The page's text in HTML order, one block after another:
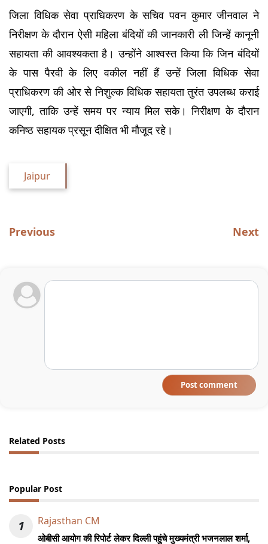
जिला विधिक सेवा प्राधिकरण के सचिव पवन कुमार जीनवाल ने
निरीक्षण के दौरान ऐसी महिला बंदियों की जानकारी ली जिन्हें कानूनी
सहायता की आवश्यकता है। उन्होंने आश्वस्त किया कि जिन बंदियों
के पास पैरवी के लिए वकील नहीं हैं उन्हें जिला विधिक सेवा
प्राधिकरण की ओर से निशुल्क विधिक सहायता तुरंत उपलब्ध कराई
जाएगी, ताकि उन्हें समय पर न्याय मिल सके। निरीक्षण के दौरान
कनिष्ठ सहायक प्रसून दीक्षित भी मौजूद रहे।
Jaipur
Previous Next
Post comment
Related Posts
Popular Post
1 Rajasthan CM
ओबीसी आयोग की रिपोर्ट लेकर दिल्ली पहुंचे मुख्यमंत्री भजनलाल शर्मा,